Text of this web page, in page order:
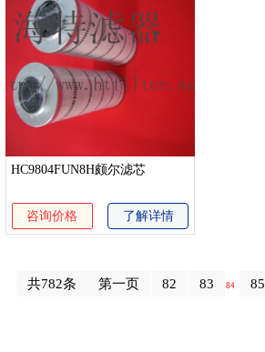
HC9804FUN8H颇尔滤芯
咨询价格 了解详情
共782条 第一页 82 83 84 85